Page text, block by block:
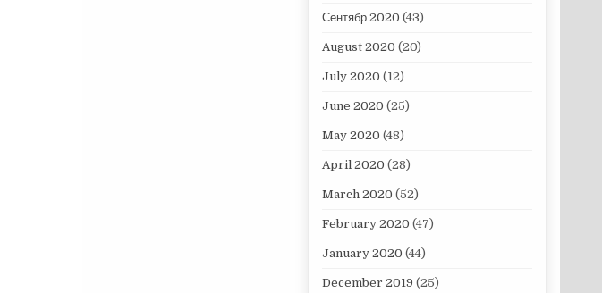
Сентябр 2020 (43)
August 2020 (20)
July 2020 (12)
June 2020 (25)
May 2020 (48)
April 2020 (28)
March 2020 (52)
February 2020 (47)
January 2020 (44)
December 2019 (25)